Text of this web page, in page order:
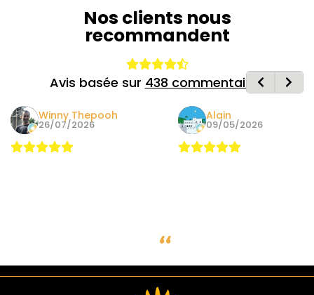
Nos clients nous
recommandent
Avis basée sur 438 commentaires
Winny Thepooh
26/07/2026
Alain
09/05/2026